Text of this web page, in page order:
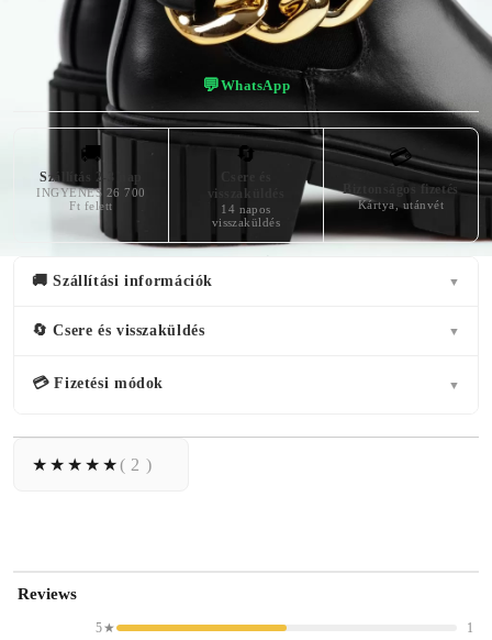
💬WhatsApp
🚚
Szállítás 2-3 nap
INGYENES 26 700
Ft felett
🔄
Csere és
visszaküldés
14 napos
visszaküldés
💳
Biztonságos fizetés
Kártya, utánvét
🚚 Szállítási információk ▼
🔄 Csere és visszaküldés ▼
💳 Fizetési módok ▼
( 2 )
Reviews
5★
1